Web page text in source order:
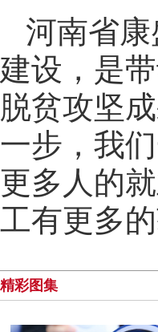
河南省
建设，是
脱贫攻坚
一步，我
更多人的
工有更多